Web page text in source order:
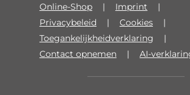
Online-Shop
Imprint
Privacybeleid
Cookies
Toegankelijkheidverklaring
Contact opnemen
AI-